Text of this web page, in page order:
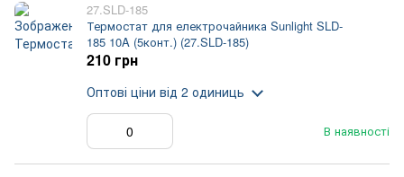
27.SLD-185
Термостат для електрочайника Sunlight SLD-
185 10A (5конт.) (27.SLD-185)
В наявності
210 грн
Оптові ціни від 2 одиниць